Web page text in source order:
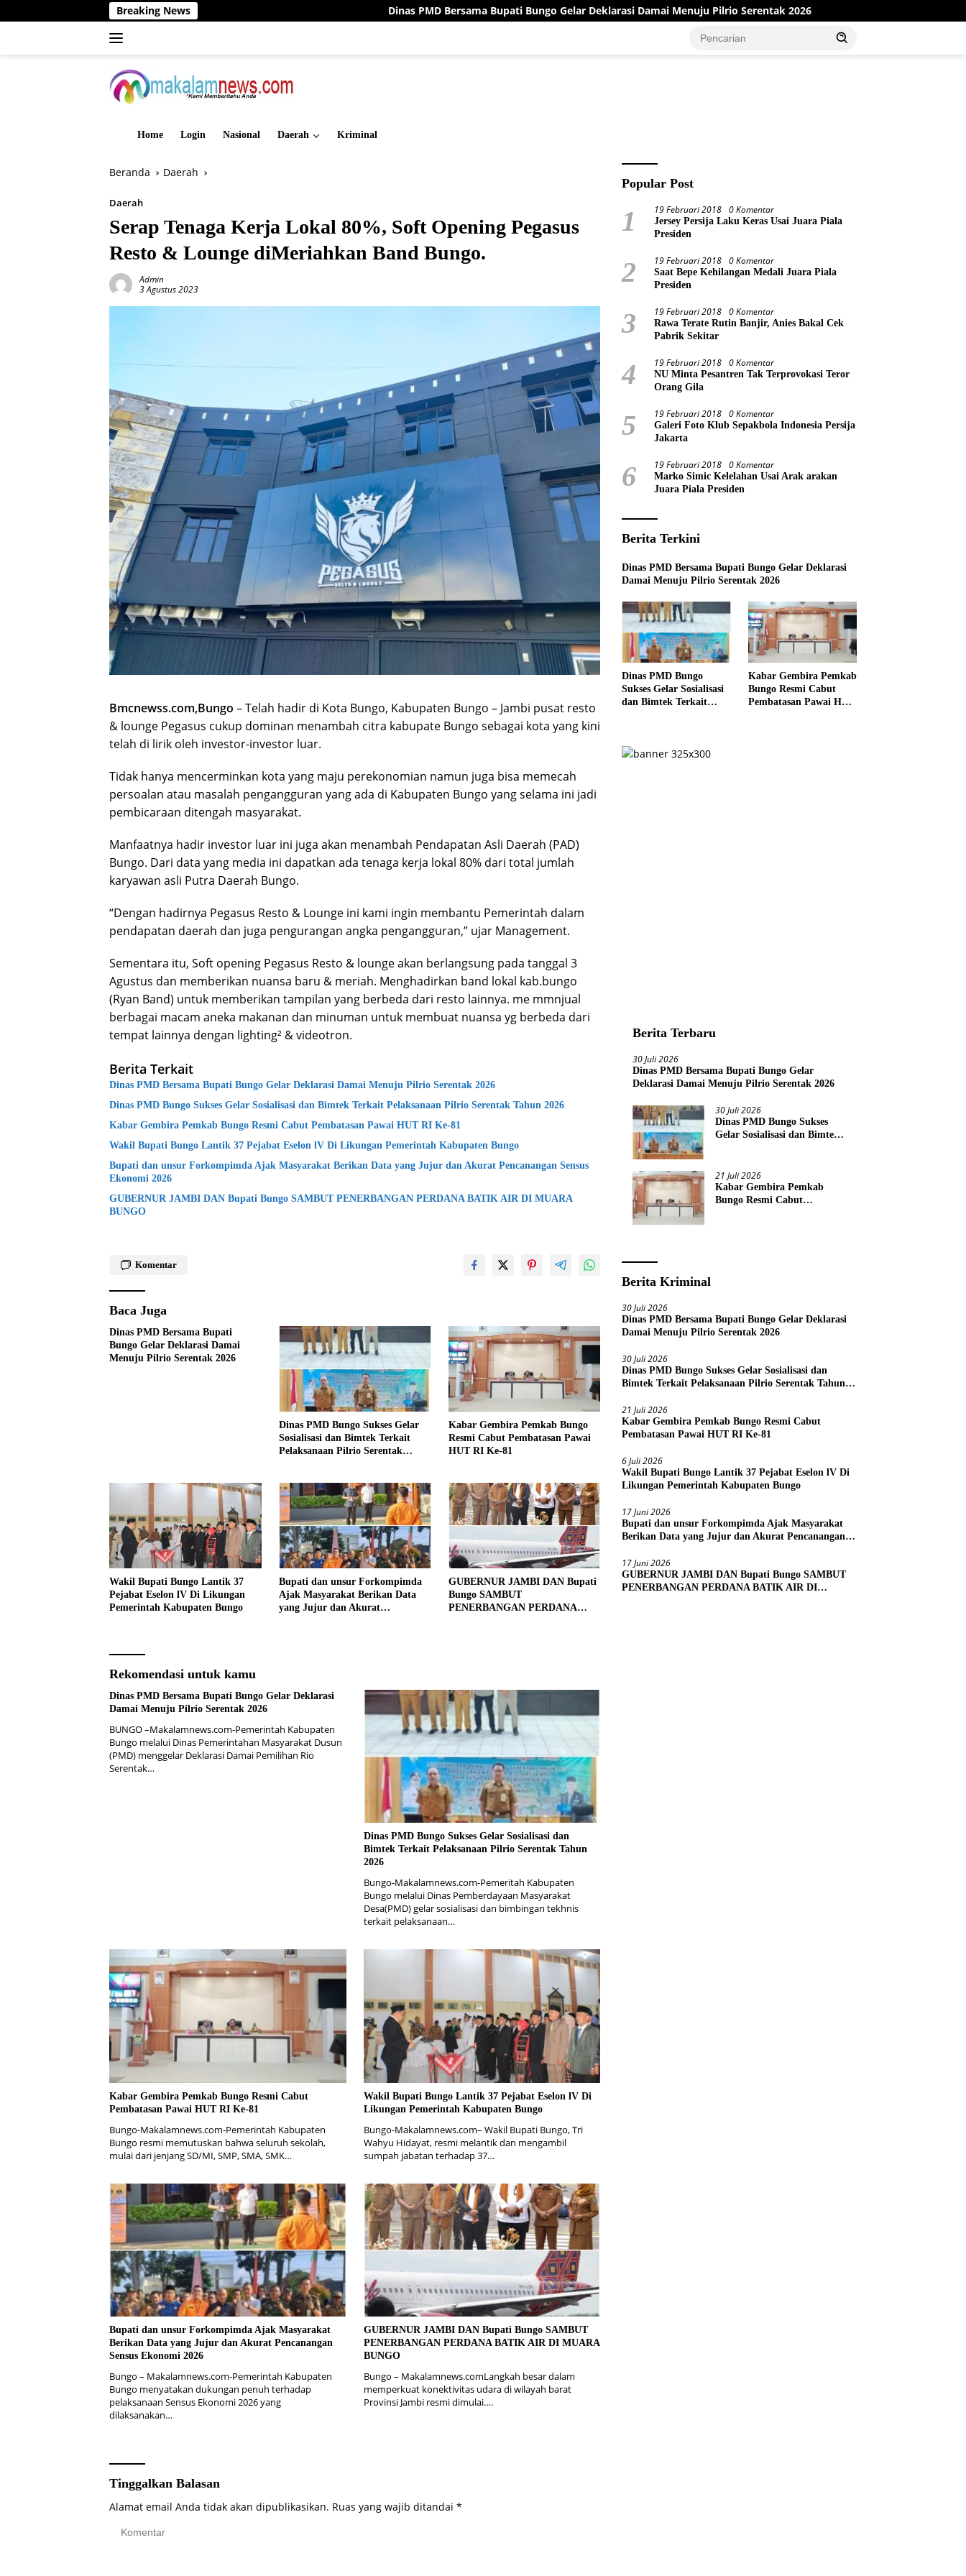
ke
Breaking News Dinas PMD Bersama Bupati Bungo Gelar Deklarasi Damai Menuju Pilrio Serentak 2026 Dinas PMD Bungo Sukses Gelar
Home Login Nasional Daerah Kriminal
Beranda Daerah
Daerah
Serap Tenaga Kerja Lokal 80%, Soft Opening Pegasus
Resto & Lounge diMeriahkan Band Bungo.
Admin
3 Agustus 2023
Bmcnewss.com,Bungo – Telah hadir di Kota Bungo, Kabupaten Bungo – Jambi pusat resto
& lounge Pegasus cukup dominan menambah citra kabupate Bungo sebagai kota yang kini
telah di lirik oleh investor-investor luar.
Tidak hanya mencerminkan kota yang maju perekonomian namun juga bisa memecah
persoalan atau masalah pengangguran yang ada di Kabupaten Bungo yang selama ini jadi
pembicaraan ditengah masyarakat.
Manfaatnya hadir investor luar ini juga akan menambah Pendapatan Asli Daerah (PAD)
Bungo. Dari data yang media ini dapatkan ada tenaga kerja lokal 80% dari total jumlah
karyawan asli Putra Daerah Bungo.
“Dengan hadirnya Pegasus Resto & Lounge ini kami ingin membantu Pemerintah dalam
pendapatan daerah dan juga pengurangan angka pengangguran,” ujar Management.
Sementara itu, Soft opening Pegasus Resto & lounge akan berlangsung pada tanggal 3
Agustus dan memberikan nuansa baru & meriah. Menghadirkan band lokal kab.bungo
(Ryan Band) untuk memberikan tampilan yang berbeda dari resto lainnya. me mmnjual
berbagai macam aneka makanan dan minuman untuk membuat nuansa yg berbeda dari
tempat lainnya dengan lighting² & videotron.
Berita Terkait
Dinas PMD Bersama Bupati Bungo Gelar Deklarasi Damai Menuju Pilrio Serentak 2026
Dinas PMD Bungo Sukses Gelar Sosialisasi dan Bimtek Terkait Pelaksanaan Pilrio Serentak Tahun 2026
Kabar Gembira Pemkab Bungo Resmi Cabut Pembatasan Pawai HUT RI Ke-81
Wakil Bupati Bungo Lantik 37 Pejabat Eselon lV Di Likungan Pemerintah Kabupaten Bungo
Bupati dan unsur Forkompimda Ajak Masyarakat Berikan Data yang Jujur dan Akurat Pencanangan Sensus
Ekonomi 2026
GUBERNUR JAMBI DAN Bupati Bungo SAMBUT PENERBANGAN PERDANA BATIK AIR DI MUARA
BUNGO
Komentar
Baca Juga
Dinas PMD Bersama Bupati
Bungo Gelar Deklarasi Damai
Menuju Pilrio Serentak 2026
Dinas PMD Bungo Sukses Gelar
Sosialisasi dan Bimtek Terkait
Pelaksanaan Pilrio Serentak
Kabar Gembira Pemkab Bungo
Resmi Cabut Pembatasan Pawai
HUT RI Ke-81
Wakil Bupati Bungo Lantik 37
Pejabat Eselon lV Di Likungan
Pemerintah Kabupaten Bungo
Bupati dan unsur Forkompimda
Ajak Masyarakat Berikan Data
yang Jujur dan Akurat
GUBERNUR JAMBI DAN Bupati
Bungo SAMBUT
PENERBANGAN PERDANA
Rekomendasi untuk kamu
Dinas PMD Bersama Bupati Bungo Gelar Deklarasi
Damai Menuju Pilrio Serentak 2026
BUNGO –Makalamnews.com-Pemerintah Kabupaten
Bungo melalui Dinas Pemerintahan Masyarakat Dusun
(PMD) menggelar Deklarasi Damai Pemilihan Rio
Serentak…
Dinas PMD Bungo Sukses Gelar Sosialisasi dan
Bimtek Terkait Pelaksanaan Pilrio Serentak Tahun
2026
Bungo-Makalamnews.com-Pemeritah Kabupaten
Bungo melalui Dinas Pemberdayaan Masyarakat
Desa(PMD) gelar sosialisasi dan bimbingan tekhnis
terkait pelaksanaan…
Kabar Gembira Pemkab Bungo Resmi Cabut
Pembatasan Pawai HUT RI Ke-81
Bungo-Makalamnews.com-Pemerintah Kabupaten
Bungo resmi memutuskan bahwa seluruh sekolah,
mulai dari jenjang SD/MI, SMP, SMA, SMK…
Wakil Bupati Bungo Lantik 37 Pejabat Eselon lV Di
Likungan Pemerintah Kabupaten Bungo
Bungo-Makalamnews.com– Wakil Bupati Bungo, Tri
Wahyu Hidayat, resmi melantik dan mengambil
sumpah jabatan terhadap 37…
Bupati dan unsur Forkompimda Ajak Masyarakat
Berikan Data yang Jujur dan Akurat Pencanangan
Sensus Ekonomi 2026
Bungo – Makalamnews.com-Pemerintah Kabupaten
Bungo menyatakan dukungan penuh terhadap
pelaksanaan Sensus Ekonomi 2026 yang
dilaksanakan…
GUBERNUR JAMBI DAN Bupati Bungo SAMBUT
PENERBANGAN PERDANA BATIK AIR DI MUARA
BUNGO
Bungo – Makalamnews.comLangkah besar dalam
memperkuat konektivitas udara di wilayah barat
Provinsi Jambi resmi dimulai….
Tinggalkan Balasan
Alamat email Anda tidak akan dipublikasikan. Ruas yang wajib ditandai *
Popular Post
1 19 Februari 2018 0 Komentar
Jersey Persija Laku Keras Usai Juara Piala
Presiden
2 19 Februari 2018 0 Komentar
Saat Bepe Kehilangan Medali Juara Piala
Presiden
3 19 Februari 2018 0 Komentar
Rawa Terate Rutin Banjir, Anies Bakal Cek
Pabrik Sekitar
4 19 Februari 2018 0 Komentar
NU Minta Pesantren Tak Terprovokasi Teror
Orang Gila
5 19 Februari 2018 0 Komentar
Galeri Foto Klub Sepakbola Indonesia Persija
Jakarta
6 19 Februari 2018 0 Komentar
Marko Simic Kelelahan Usai Arak arakan
Juara Piala Presiden
Berita Terkini
Dinas PMD Bersama Bupati Bungo Gelar Deklarasi
Damai Menuju Pilrio Serentak 2026
Dinas PMD Bungo
Sukses Gelar Sosialisasi
dan Bimtek Terkait
Kabar Gembira Pemkab
Bungo Resmi Cabut
Pembatasan Pawai HUT
Berita Terbaru
30 Juli 2026
Dinas PMD Bersama Bupati Bungo Gelar
Deklarasi Damai Menuju Pilrio Serentak 2026
30 Juli 2026
Dinas PMD Bungo Sukses
Gelar Sosialisasi dan Bimtek
21 Juli 2026
Kabar Gembira Pemkab
Bungo Resmi Cabut
Berita Kriminal
30 Juli 2026
Dinas PMD Bersama Bupati Bungo Gelar Deklarasi
Damai Menuju Pilrio Serentak 2026
30 Juli 2026
Dinas PMD Bungo Sukses Gelar Sosialisasi dan
Bimtek Terkait Pelaksanaan Pilrio Serentak Tahun
21 Juli 2026
Kabar Gembira Pemkab Bungo Resmi Cabut
Pembatasan Pawai HUT RI Ke-81
6 Juli 2026
Wakil Bupati Bungo Lantik 37 Pejabat Eselon lV Di
Likungan Pemerintah Kabupaten Bungo
17 Juni 2026
Bupati dan unsur Forkompimda Ajak Masyarakat
Berikan Data yang Jujur dan Akurat Pencanangan
17 Juni 2026
GUBERNUR JAMBI DAN Bupati Bungo SAMBUT
PENERBANGAN PERDANA BATIK AIR DI